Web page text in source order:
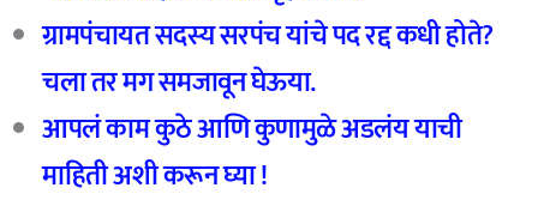
ग्रामपंचायत सदस्य सरपंच यांचे पद रद्द कधी होते?
चला तर मग समजावून घेऊया.
आपलं काम कुठे आणि कुणामुळे अडलंय याची
माहिती अशी करून घ्या !